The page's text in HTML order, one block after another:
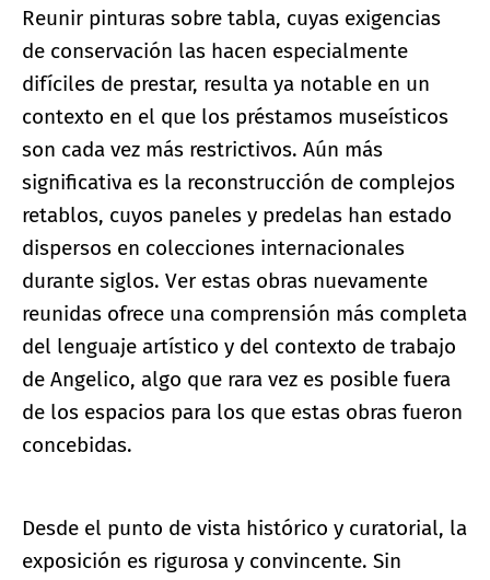
Reunir pinturas sobre tabla, cuyas exigencias
de conservación las hacen especialmente
difíciles de prestar, resulta ya notable en un
contexto en el que los préstamos museísticos
son cada vez más restrictivos. Aún más
significativa es la reconstrucción de complejos
retablos, cuyos paneles y predelas han estado
dispersos en colecciones internacionales
durante siglos. Ver estas obras nuevamente
reunidas ofrece una comprensión más completa
del lenguaje artístico y del contexto de trabajo
de Angelico, algo que rara vez es posible fuera
de los espacios para los que estas obras fueron
concebidas.
Desde el punto de vista histórico y curatorial, la
exposición es rigurosa y convincente. Sin